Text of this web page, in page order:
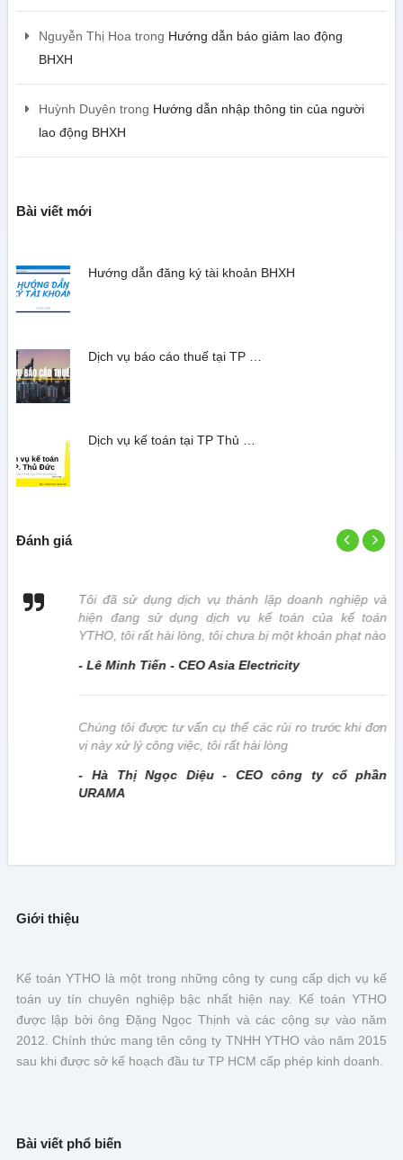
Nguyễn Thị Hoatrong Hướng dẫn báo giảm lao động
BHXH
Huỳnh Duyên trong Hướng dẫn nhập thông tin của người
lao động BHXH
Bài viết mới
Hướng dẫn đăng ký tài khoản BHXH
Dịch vụ báo cáo thuế tại TP …
Dịch vụ kế toán tại TP Thủ …
Đánh giá
Tôi đã sử dụng dịch vụ thành lập doanh nghiệp và
hiện đang sử dụng dịch vụ kế toán của kế toán
YTHO, tôi rất hài lòng, tôi chưa bị một khoản phạt nào
- Lê Minh Tiến - CEO Asia Electricity
Chúng tôi được tư vấn cụ thể các rủi ro trước khi đơn
vị này xử lý công việc, tôi rất hài lòng
- Hà Thị Ngọc Diệu - CEO công ty cổ phần
URAMA
Giới thiệu
Kế toán YTHO là một trong những công ty cung cấp dịch vụ kế
toán uy tín chuyên nghiệp bậc nhất hiện nay. Kế toán YTHO
được lập bởi ông Đặng Ngọc Thịnh và các cộng sự vào năm
2012. Chính thức mang tên công ty TNHH YTHO vào năm 2015
sau khi được sở kế hoạch đầu tư TP HCM cấp phép kinh doanh.
Bài viết phổ biến